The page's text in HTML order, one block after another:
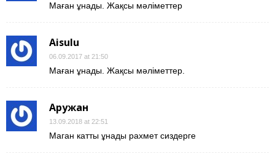
Маған ұнады. Жақсы мәліметтер
Aisulu
06.09.2017 at 21:50
Маған ұнады. Жақсы мәліметтер.
Аружан
13.09.2018 at 22:51
Маган катты ұнады рахмет сиздерге